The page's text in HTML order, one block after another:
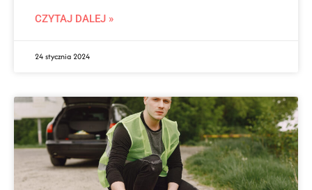
CZYTAJ DALEJ »
24 stycznia 2024